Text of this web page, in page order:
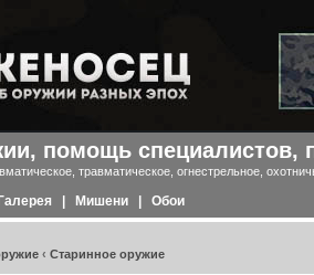
помощь специалистов,
травматическое, огнестрельное,
Галерея Мишени Обои
‹ Старинное оружие